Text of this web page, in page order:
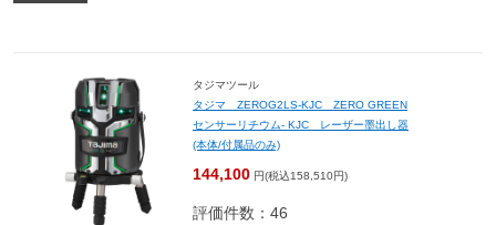
タジマツール
タジマ ZEROG2LS-KJC ZERO GREEN
センサーリチウム- KJC レーザー墨出し器
(本体/付属品のみ)
144,100 円(税込158,510円)
評価件数：46